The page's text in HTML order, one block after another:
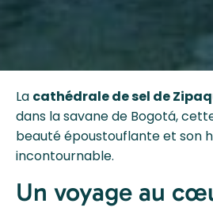
La cathédrale de sel de
dans la savane de Bogotá,
beauté époustouflante et son
incontournable.
Un voyage au